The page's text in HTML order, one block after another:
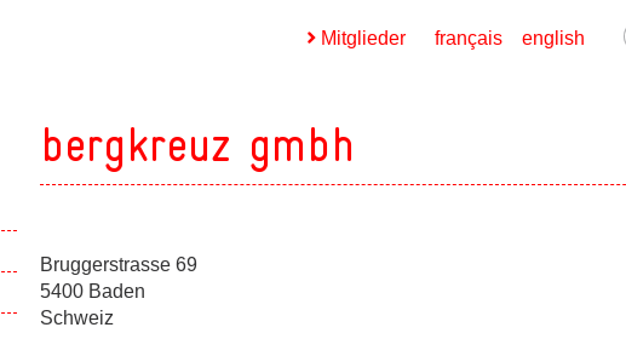
Show subpages
Show subpages
english
français
Mitglieder
bergkreuz gmbh
Bruggerstrasse 69
5400 Baden
Schweiz